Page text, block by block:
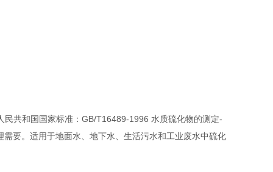
民共和国国家标准：GB/T16489-1996 水质硫化物的测定-
要。适用于地面水、地下水、生活污水和工业废水中硫化